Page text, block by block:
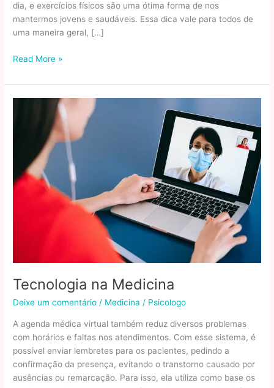
dia, e exercícios físicos são uma ótima forma de nos
mantermos jovens e saudáveis. Essa dica vale para todos de
uma maneira geral, […]
7
que
você
fazer
uma
Read More »
Tecnologia na Medicina
Deixe um comentário / Medicina / Psicologo
A agenda médica virtual também reduz diversos problemas
com horários e faltas nos atendimentos. Com esse sistema, é
possível enviar lembretes para os pacientes, pedindo a
confirmação da presença, evitando o transtorno causado por
ausências ou remarcação. Para isso, ela utiliza como base os